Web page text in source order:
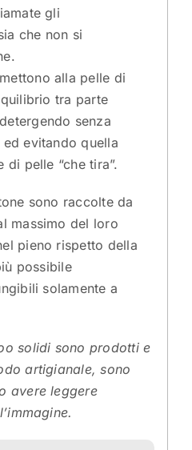
gli
che non si
alla pelle di
tra parte
senza
ed evitando quella
di pelle “che tira”.
sono raccolte da
massimo del loro
pieno rispetto della
possibile
solamente a
solidi sono prodotti e
artigianale, sono
avere leggere